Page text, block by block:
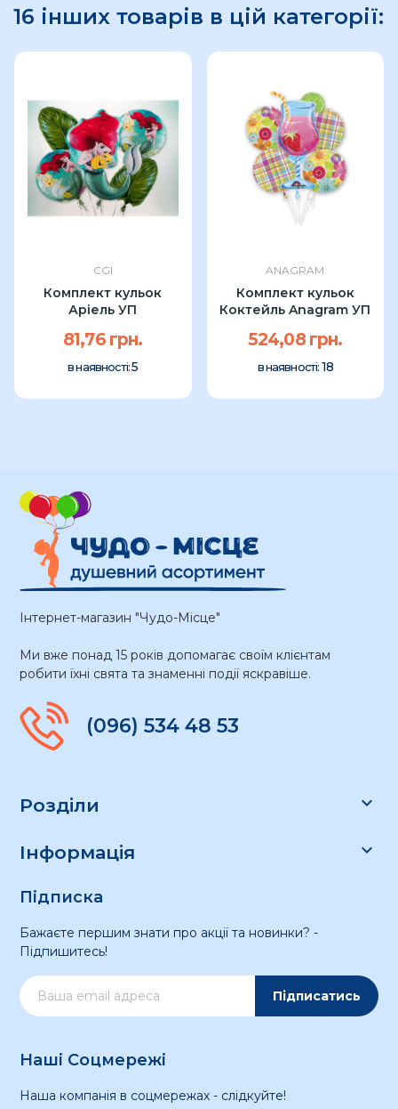
16 інших товарів в цій категорії:
CGI
Комплект кульок
Аріель УП
81,76 грн.
в наявності:5
ANAGRAM
Комплект кульок
Коктейль Anagram УП
524,08 грн.
в наявності: 18
Інтернет-магазин "Чудо-Місце"
Ми вже понад 15 років допомагає своїм клієнтам
робити їхні свята та знаменні події яскравіше.
(096) 534 48 53
Розділи 
Інформація 
Підписка
Бажаєте першим знати про акції та новинки? -
Підпишитесь!
Підписатись
Наші Соцмережі
Наша компанія в соцмережах - слідкуйте!